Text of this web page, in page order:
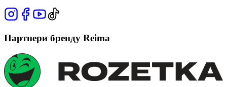
Партнери бренду Reima